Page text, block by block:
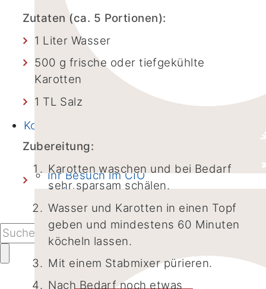
In den Medien
CIO-Krebs-Informationstag
Weltkrebstag
CIO-Patiententag
Projekte
Adventskalender
Kochevent
Kontakt
Kontaktformular
Ihr Besuch im CIO
Anfahrt
Presseanfragen
Zutaten (ca. 5 Portionen):
1 Liter Wasser
500 g frische oder tiefgekühlte
Karotten
1 TL Salz
Zubereitung:
Karotten waschen und bei Bedarf
sehr sparsam schälen.
Wasser und Karotten in einen Topf
geben und mindestens 60 Minuten
köcheln lassen.
Mit einem Stabmixer pürieren.
Nach Bedarf noch etwas